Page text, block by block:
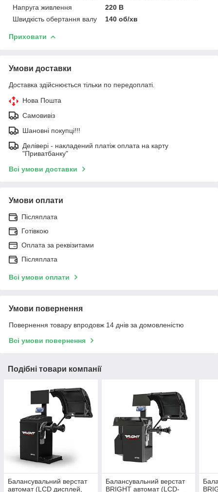
Напруга живлення
220 В
Швидкість обертання валу
140 об/хв
Приховати
Умови доставки
Доставка здійснюється тільки по передоплаті.
Нова Пошта
Самовивіз
Шановні покупці!!!
Делівері - накладений платіж оплата на карту
"Приватбанку"
Всі умови доставки
Умови оплати
Післяплата
Готівкою
Оплата за реквізитами
Післяплата
Всі умови оплати
Умови повернення
Повернення товару впродовж 14 днів за домовленістю
Всі умови повернення
Подібні товари компанії
Балансувальний верстат
автомат (LCD дисплей,
Балансувальний верстат
BRIGHT автомат (LCD-